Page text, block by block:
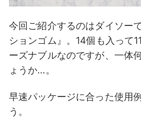
今回ご紹介するのはダイソー
ションゴム』。14個も入って
ーズナブルなのですが、一体
ょうか…。
早速パッケージに合った使用
う。